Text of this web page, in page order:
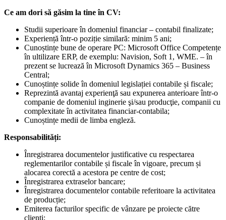
Ce am dori să găsim la tine în CV:
Studii superioare în domeniul financiar – contabil finalizate;
Experiență într-o poziție similară: minim 5 ani;
Cunoștințe bune de operare PC: Microsoft Office Competențe
în ultilizare ERP, de exemplu: Navision, Soft 1, WME. – în
prezent se lucrează în Microsoft Dynamics 365 – Business
Central;
Cunoștințe solide în domeniul legislației contabile și fiscale;
Reprezintă avantaj experienţă sau expunerea anterioare într-o
companie de domeniul inginerie şi/sau producţie, companii cu
complexitate în activitatea financiar-contabila;
Cunoștințe medii de limba engleză.
Responsabilități:
Înregistrarea documentelor justificative cu respectarea
reglementarilor contabile și fiscale în vigoare, precum și
alocarea corectă a acestora pe centre de cost;
Înregistrarea extraselor bancare;
Înregistrarea documentelor contabile referitoare la activitatea
de producție;
Emiterea facturilor specific de vânzare pe proiecte către
clienți;